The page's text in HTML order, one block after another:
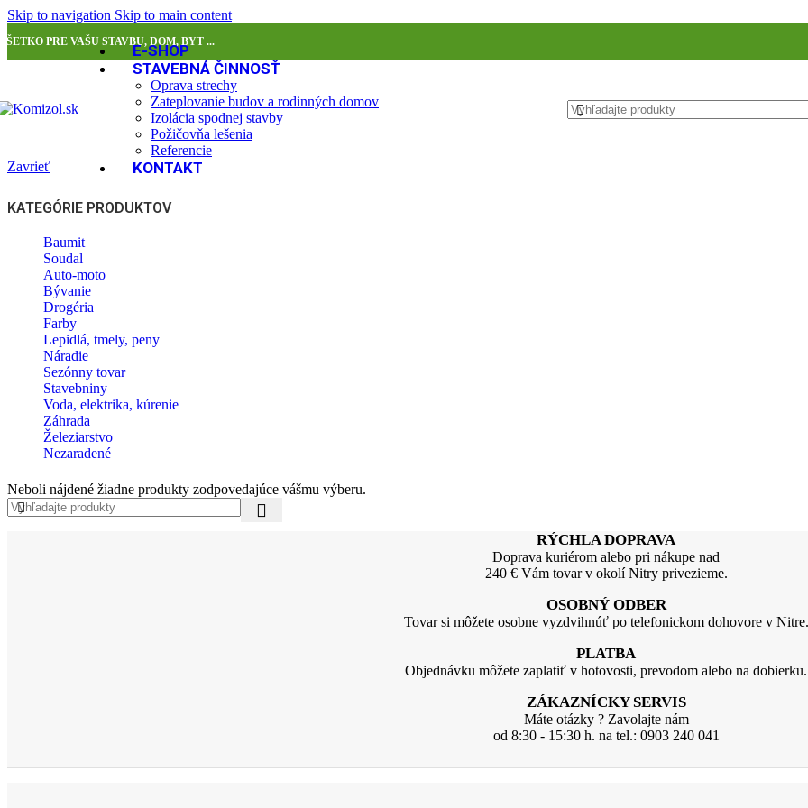
Skip to navigation Skip to main content
PRE VAŠU STAVBU, DOM, BYT ...
E-SHOP
STAVEBNÁ ČINNOSŤ
Oprava strechy
Zateplovanie budov a rodinných domov
Izolácia spodnej stavby
Požičovňa lešenia
Referencie
KONTAKT
Zavrieť
KATEGÓRIE PRODUKTOV
Baumit
Soudal
Auto-moto
Bývanie
Drogéria
Farby
Lepidlá, tmely, peny
Náradie
Sezónny tovar
Stavebniny
Voda, elektrika, kúrenie
Záhrada
Železiarstvo
Nezaradené
Neboli nájdené žiadne produkty zodpovedajúce vášmu výberu.
RÝCHLA DOPRAVA
Doprava kuriérom alebo pri nákupe nad
240 € Vám tovar v okolí Nitry privezieme.
OSOBNÝ ODBER
Tovar si môžete osobne vyzdvihnúť po telefonickom dohovore v Nitre.
PLATBA
Objednávku môžete zaplatiť v hotovosti, prevodom alebo na dobierku.
ZÁKAZNÍCKY SERVIS
Máte otázky ? Zavolajte nám
od 8:30 - 15:30 h. na tel.: 0903 240 041